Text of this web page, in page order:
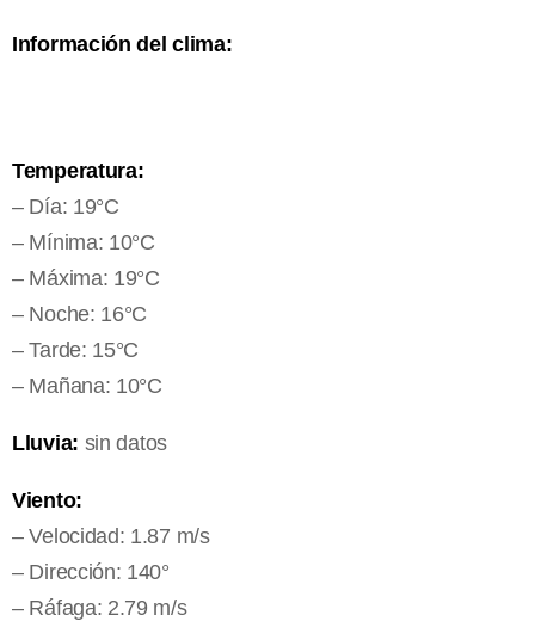
Información del clima:
Temperatura:
– Día: 19°C
– Mínima: 10°C
– Máxima: 19°C
– Noche: 16°C
– Tarde: 15°C
– Mañana: 10°C
Lluvia: sin datos
Viento:
– Velocidad: 1.87 m/s
– Dirección: 140°
– Ráfaga: 2.79 m/s